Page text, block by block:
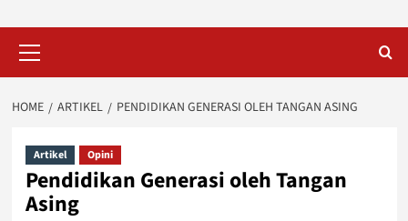
Menu
HOME ARTIKEL PENDIDIKAN GENERASI OLEH TANGAN ASING
Artikel Opini
Pendidikan Generasi oleh Tangan
Asing